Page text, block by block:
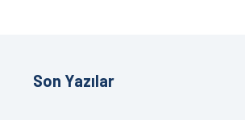
Son Yazılar